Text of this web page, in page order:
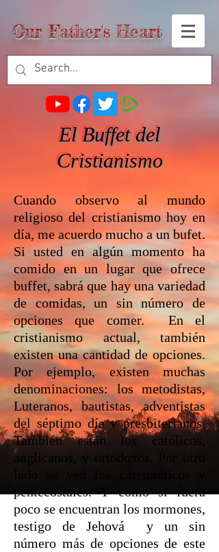
Our Father's Heart
El Buffet del
Cristianismo
Cuando observo al mundo
religioso del cristianismo hoy en
día, me acuerdo mucho a un bufet.
Si usted en algún momento ha
comido en un lugar que ofrece
buffet, sabrá que hay una variedad
de comidas, un sin número de
opciones que comer. En el
cristianismo actual, también
existen una cantidad de opciones.
Por ejemplo, existen muchas
denominaciones: los metodistas,
Luteranos, bautistas, adventistas
del séptimo día y presbiterianos.
También están los católicos,
anglicanos, y ortodoxos. Por otro
pentecostales. Y como si fuera
poco se encuentran los mormones,
testigo de Jehová y un sin
número más de opciones de este